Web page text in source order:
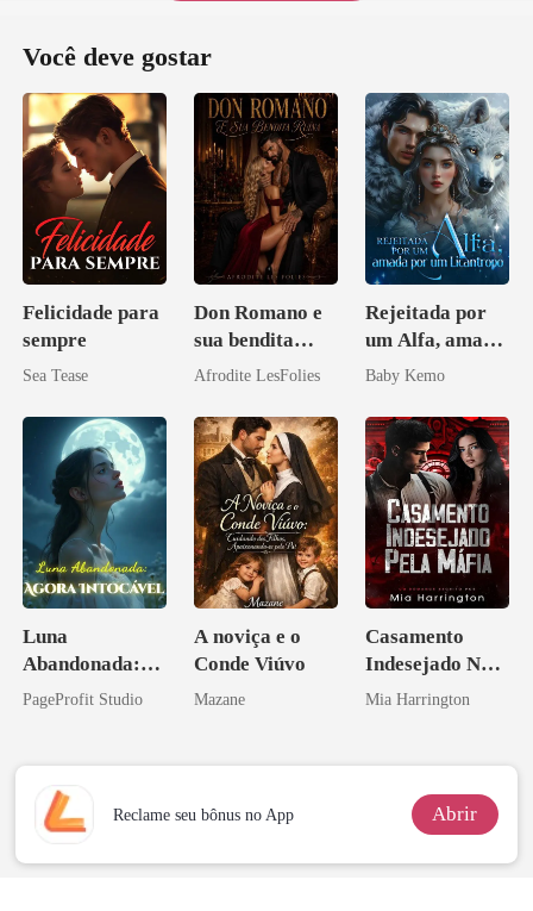
Você deve gostar
Felicidade para
sempre
Sea Tease
Don Romano e
sua bendita
ruína
Afrodite LesFolies
Rejeitada por
um Alfa, amada
por um
Baby Kemo
Luna
Abandonada:
Agora Intocável
PageProfit Studio
A noviça e o
Conde Viúvo
Mazane
Casamento
Indesejado Na
Máfia
Mia Harrington
Reclame seu bônus no App Abrir